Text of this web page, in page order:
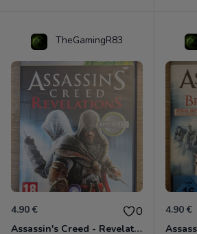
TheGamingR83
4.90 € 0
Assassin's Creed - Revelations - Classics Edition Xbox 360
4.90 €